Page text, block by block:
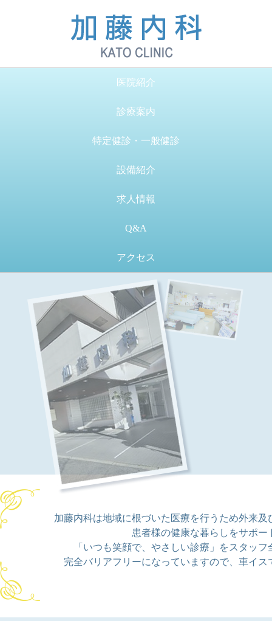
医院紹介
診療案内
特定健診・一般健診
設備紹介
求人情報
Q&A
アクセス
加藤内科は地域に根づいた医療を行うため外来
患者様の健康な暮らしをサポー
「いつも笑顔で、やさしい診療」をスタッ
完全バリアフリーになっていますので、車イ